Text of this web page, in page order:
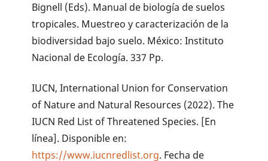
Bignell (Eds). Manual de biología de suelos
tropicales. Muestreo y caracterización de la
biodiversidad bajo suelo. México: Instituto
Nacional de Ecología. 337 Pp.
IUCN, International Union for Conservation
of Nature and Natural Resources (2022). The
IUCN Red List of Threatened Species. [En
línea]. Disponible en:
https://www.iucnredlist.org. Fecha de